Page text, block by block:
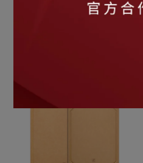
多功能導熱解凍板24cm